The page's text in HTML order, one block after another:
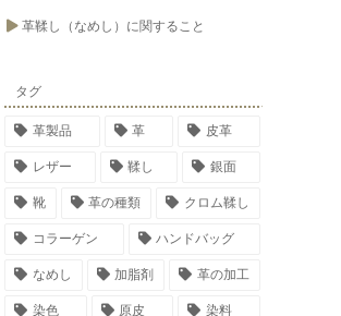
革鞣し（なめし）に関すること
タグ
革製品 革 皮革
レザー 鞣し 銀面
靴 革の種類 クロム鞣し
コラーゲン ハンドバッグ
なめし 加脂剤 革の加工
染色 原皮 染料